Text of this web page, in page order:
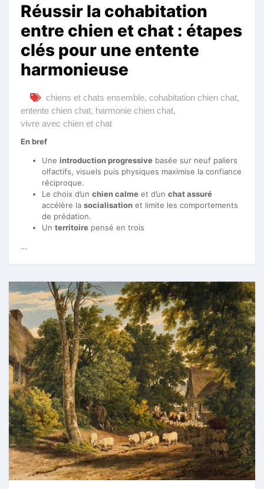
Réussir la cohabitation
entre chien et chat : étapes
clés pour une entente
harmonieuse
chiens et chats ensemble, cohabitation chien chat,
entente chien chat, harmonie chien chat,
vivre avec chien et chat
En bref
Une introduction progressive basée sur neuf paliers
olfactifs, visuels puis physiques maximise la confiance
réciproque.
Le choix d’un chien calme et d’un chat assuré
accélère la socialisation et limite les comportements
de prédation.
Un territoire pensé en trois
…